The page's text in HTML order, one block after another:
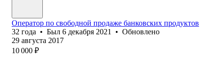
Оператор по свободной про⁢даже банковских продуктов
32 года • Был 6 декабря 2021 • Обновлено
29 августа 2017
10 000 ₽